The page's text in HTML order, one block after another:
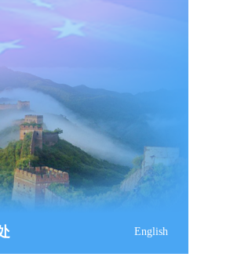
English